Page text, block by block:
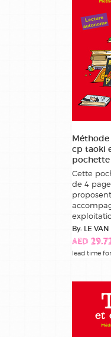
cp taoki
pochette
Cette
de 4
By: LE
AED
lead time